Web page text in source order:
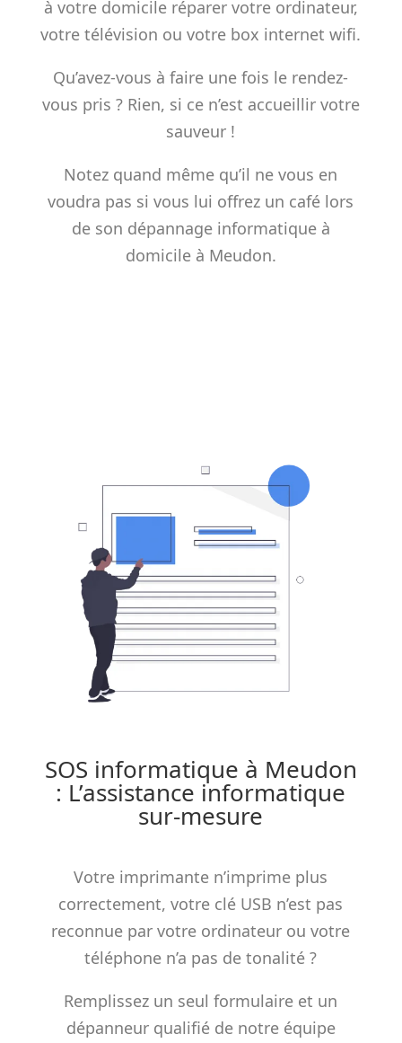
à votre domicile réparer votre ordinateur,
votre télévision ou votre box internet wifi.
Qu’avez-vous à faire une fois le rendez-
vous pris ? Rien, si ce n’est accueillir votre
sauveur !
Notez quand même qu’il ne vous en
voudra pas si vous lui offrez un café lors
de son dépannage informatique à
domicile à Meudon.
SOS informatique à Meudon
: L’assistance informatique
sur-mesure
Votre imprimante n’imprime plus
correctement, votre clé USB n’est pas
reconnue par votre ordinateur ou votre
téléphone n’a pas de tonalité ?
Remplissez un seul formulaire et un
dépanneur qualifié de notre équipe